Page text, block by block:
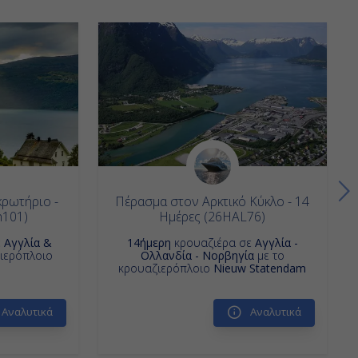
-
Αγγλία &
Πέρασμα στον Αρκτικό Κύκλο - 14
Ημέρες (26HAL76)
14ήμερη κρουαζιέρα σε Αγγλία -
Ολλανδία - Νορβηγίαμε το
κρουαζιερόπλοιο Nieuw Statendam
Αναλυτικά